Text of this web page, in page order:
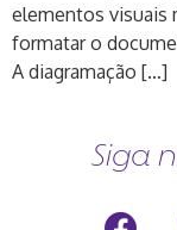
elementos visuais
formatar o
A diagramação […]
Siga